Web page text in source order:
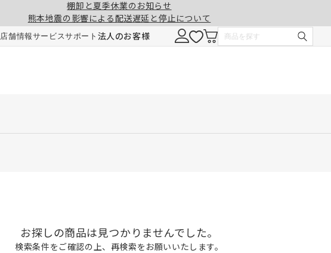
棚卸と夏季休業のお知らせ
熊本地震の影響による配送遅延と停止について
店舗情報サービスサポート 法人のお客様
お探しの商品は見つかりませんでした。
検索条件をご確認の上、再検索をお願いいたします。